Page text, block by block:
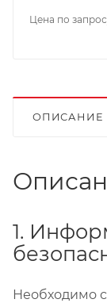
Цена по
ОПИСАНИЕ
1.
Необходимо